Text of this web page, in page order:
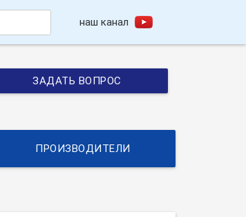
наш канал
ЗАДАТЬ ВОПРОС
ПРОИЗВОДИТЕЛИ